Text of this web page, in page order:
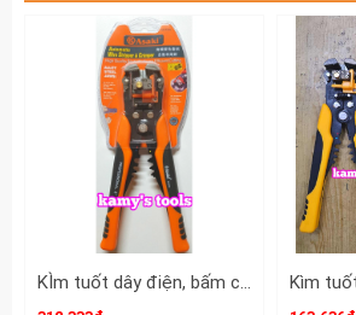
KÌm tuốt dây điện, bấm cos đa năng, tự động Asaki Model AK-0339